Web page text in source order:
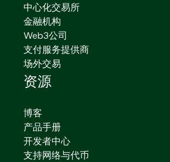
中心化交易所
金融机构
Web3公司
支付服务提供商
场外交易
资源
博客
产品手册
开发者中心
支持网络与代币